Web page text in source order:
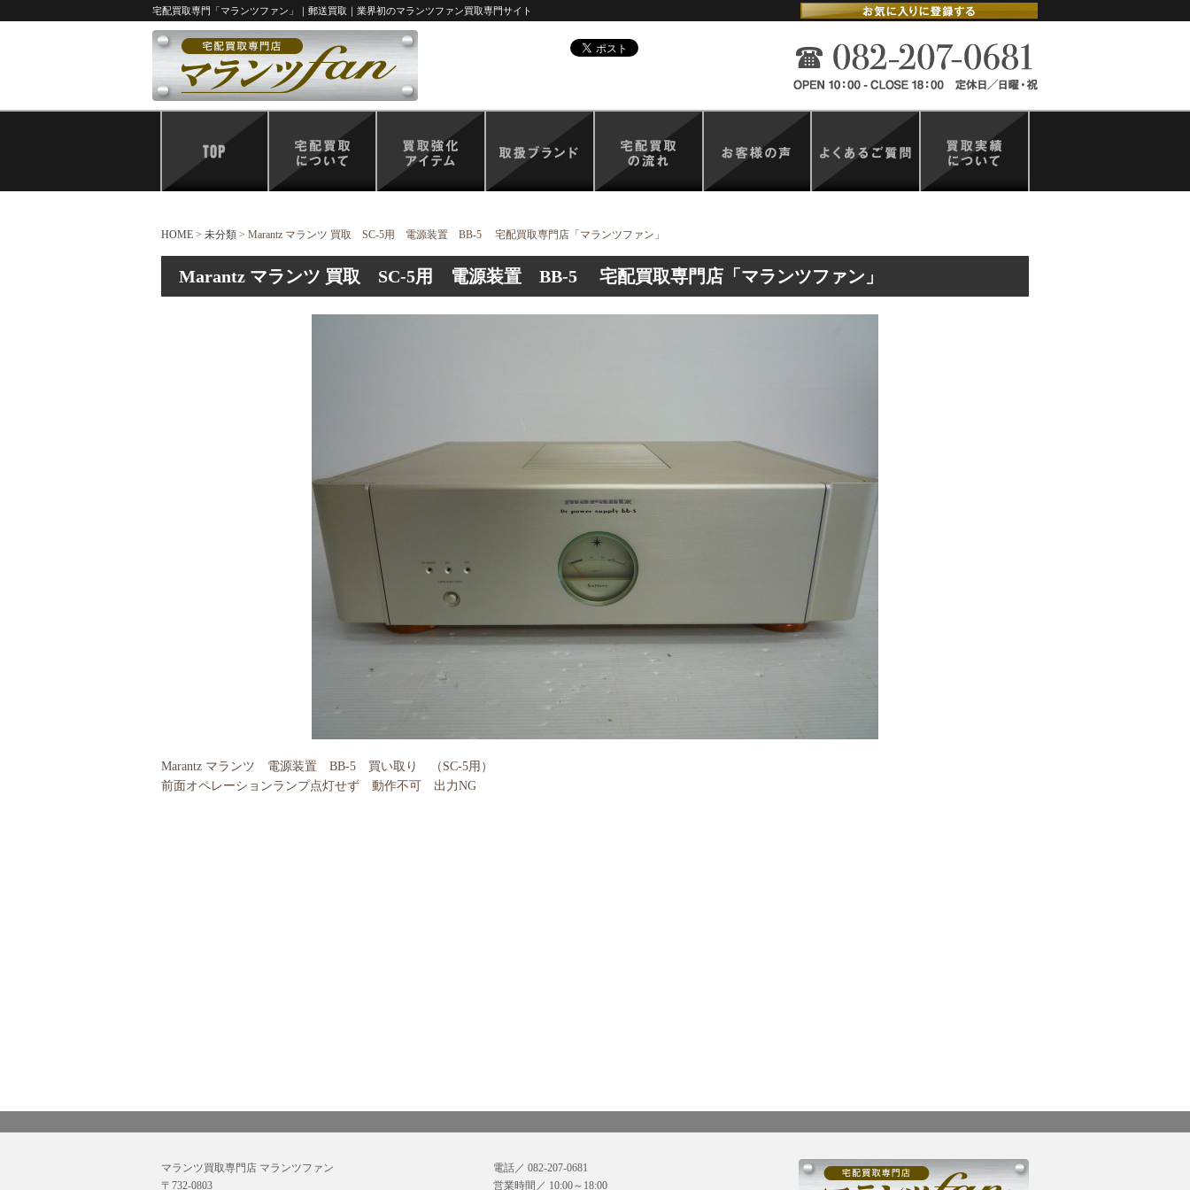
宅配買取専門「マランツファン」｜郵送買取｜業界初のマランツファン買取専門サイト
HOME > 未分類 > Marantz マランツ 買取 SC-5用 電源装置 BB-5 宅配買取専門店「マランツファン」
Marantz マランツ 買取 SC-5用 電源装置 BB-5 宅配買取専門店「マランツファン」
Marantz マランツ 電源装置 BB-5 買い取り （SC-5用）
前面オペレーションランプ点灯せず 動作不可 出力NG
マランツ買取専門店 マランツファン
〒732-0803
電話／ 082-207-0681
営業時間／ 10:00～18:00